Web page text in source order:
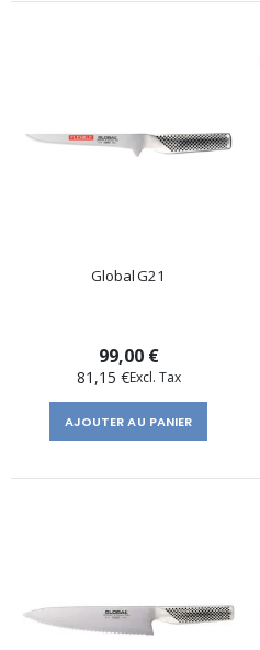
Global G21
99,00 €
81,15 €
AJOUTER AU PANIER